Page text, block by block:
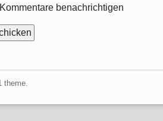
benachrichtigen
theme.